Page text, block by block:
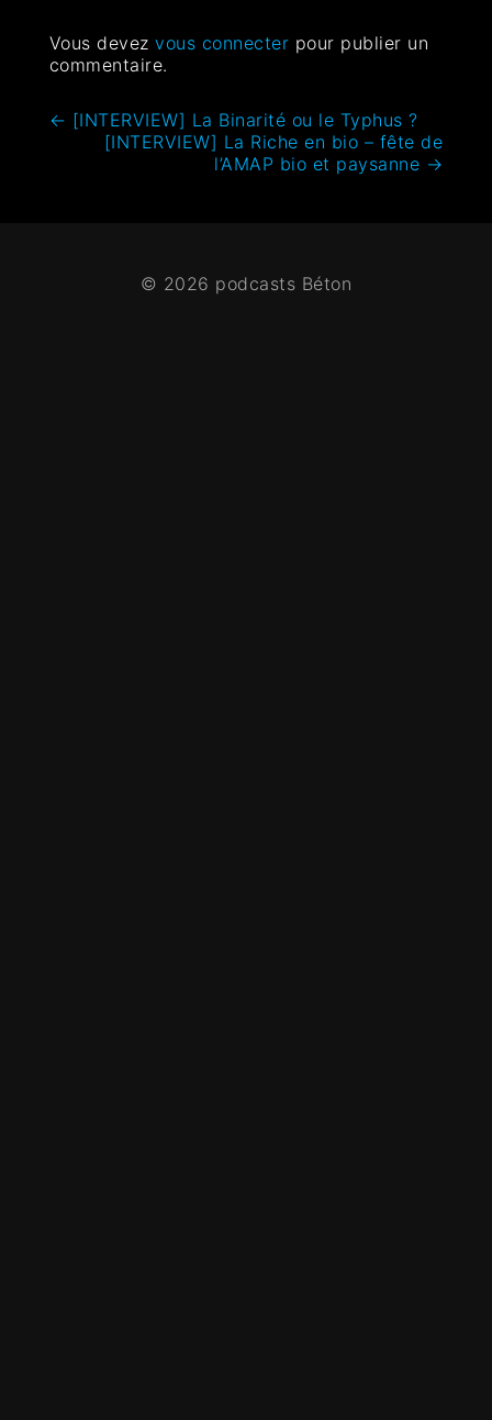
Vous devezvous connecter pour publier un
commentaire.
← [INTERVIEW] La Binarité ou le Typhus ?
[INTERVIEW] La Riche en bio – fête de
l’AMAP bio et paysanne →
© 2026 podcasts Béton